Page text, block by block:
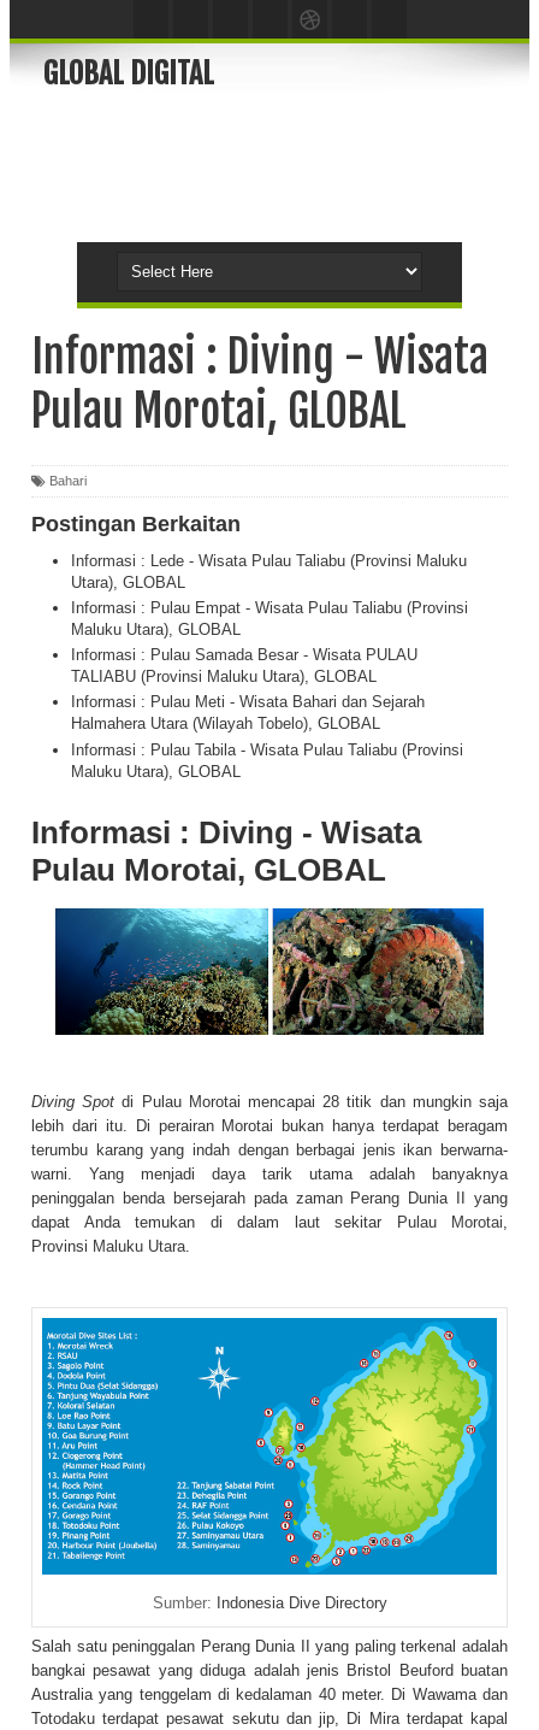
GLOBAL DIGITAL
Informasi : Diving - Wisata
Pulau Morotai, GLOBAL
Bahari
Postingan Berkaitan
Informasi : Lede - Wisata Pulau Taliabu (Provinsi Maluku
Utara), GLOBAL
Informasi : Pulau Empat - Wisata Pulau Taliabu (Provinsi
Maluku Utara), GLOBAL
Informasi : Pulau Samada Besar - Wisata PULAU
TALIABU (Provinsi Maluku Utara), GLOBAL
Informasi : Pulau Meti - Wisata Bahari dan Sejarah
Halmahera Utara (Wilayah Tobelo), GLOBAL
Informasi : Pulau Tabila - Wisata Pulau Taliabu (Provinsi
Maluku Utara), GLOBAL
Informasi : Diving - Wisata
Pulau Morotai, GLOBAL
Diving Spotdi Pulau Morotai mencapai 28 titik dan mungkin saja
lebih dari itu. Di perairan Morotai bukan hanya terdapat beragam
terumbu karang yang indah dengan berbagai jenis ikan berwarna-
warni. Yang menjadi daya tarik utama adalah banyaknya
peninggalan benda bersejarah pada zaman Perang Dunia II yang
dapat Anda temukan di dalam laut sekitar
Pulau Morotai,
Provinsi Maluku Utara.
Sumber: Indonesia Dive Directory
Salah satu peninggalan Perang Dunia II yang paling terkenal adalah
bangkai pesawat yang diduga adalah jenis Bristol Beuford buatan
Australia yang tenggelam di kedalaman 40 meter. Di Wawama dan
Totodaku terdapat pesawat sekutu dan jip, Di Mira terdapat kapal